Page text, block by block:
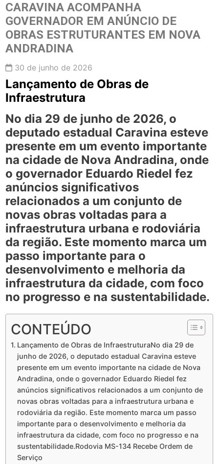
CARAVINA ACOMPANHA
GOVERNADOR EM ANÚNCIO DE
OBRAS ESTRUTURANTES EM NOVA
ANDRADINA
30 de junho de 2026
Lançamento de Obras de
Infraestrutura
No dia 29 de junho de 2026, o
deputado estadual Caravina esteve
presente em um evento importante
na cidade de Nova Andradina, onde
o governador Eduardo Riedel fez
anúncios significativos
relacionados a um conjunto de
novas obras voltadas para a
infraestrutura urbana e rodoviária
da região. Este momento marca um
passo importante para o
desenvolvimento e melhoria da
infraestrutura da cidade, com foco
no progresso e na sustentabilidade.
CONTEÚDO
Lançamento de Obras de InfraestruturaNo dia 29 de
junho de 2026, o deputado estadual Caravina esteve
presente em um evento importante na cidade de Nova
Andradina, onde o governador Eduardo Riedel fez
anúncios significativos relacionados a um conjunto de
novas obras voltadas para a infraestrutura urbana e
rodoviária da região. Este momento marca um passo
importante para o desenvolvimento e melhoria da
infraestrutura da cidade, com foco no progresso e na
sustentabilidade.Rodovia MS-134 Recebe Ordem de
Serviço